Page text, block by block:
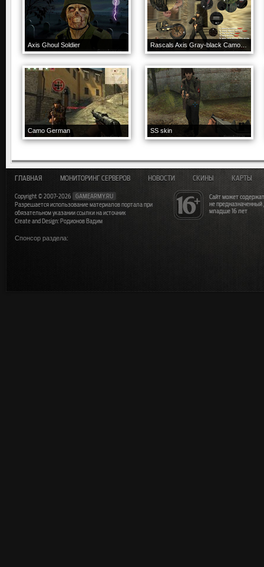
Axis Ghoul Soldier
Camo German SS skin
Сайт может
не
младше 16 лет
ГЛАВНАЯ МОНИТОРИНГ СЕРВЕРОВ НОВОСТИ СКИНЫ КАРТЫ
Copyright © 2007-2026
GAMEARMY.RU
Разрешается использование материалов портала при
обязательном указании ссылки на источник
Create and Design: Родионов Вадим
Спонсор раздела: